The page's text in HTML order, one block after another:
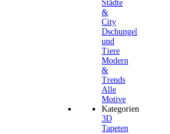
Städte
&
City
Dschungel
und
Tiere
Modern
&
Trends
Alle
Motive
Kategorien
3D
Tapeten